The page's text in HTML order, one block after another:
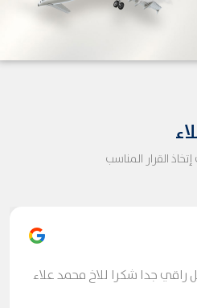
والسياحة -
القرار المناسب
جدا شكرا للاخ محمد علاء